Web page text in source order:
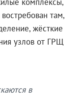
там,
жёсткие
узлов от ГРЩ
в